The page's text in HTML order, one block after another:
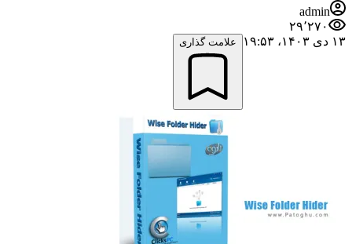
admin
۲۹٬۲۷۰
۱۳ دی ۱۴۰۳،‏ ۱۹:۵۳
علامت گذاری